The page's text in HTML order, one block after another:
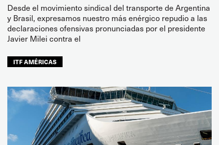
Desde el movimiento sindical del transporte de Argentina
y Brasil, expresamos nuestro más enérgico repudio a las
declaraciones ofensivas pronunciadas por el presidente
Javier Milei contra el
ITF AMÉRICAS